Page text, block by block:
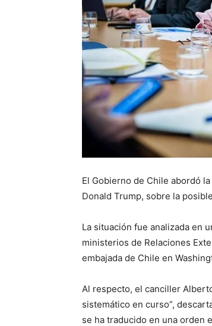
El Gobierno de Chile abordó
Donald Trump, sobre la
La situación fue analizada en
ministerios de Relaciones
embajada de Chile en
Al respecto, el canciller
sistemático en curso”,
se ha traducido en una orden